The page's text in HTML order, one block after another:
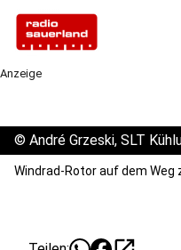
Anzeige
© André Grzeski,
Windrad-Rotor auf dem Weg